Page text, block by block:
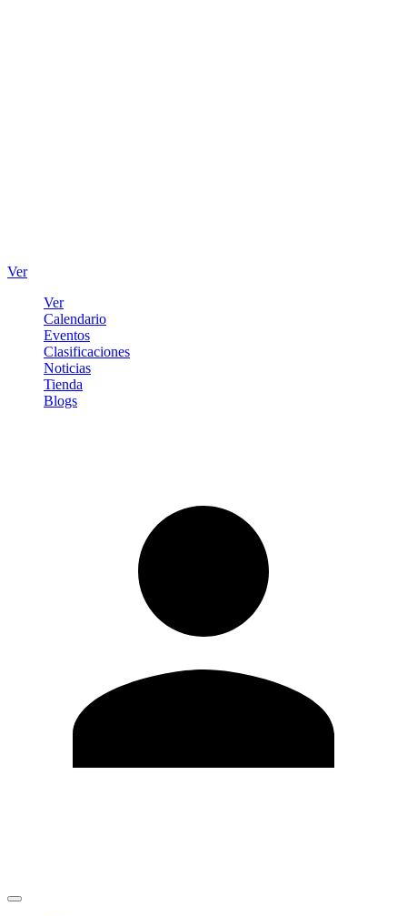
Ver
Ver
Calendario
Eventos
Clasificaciones
Noticias
Tienda
Blogs